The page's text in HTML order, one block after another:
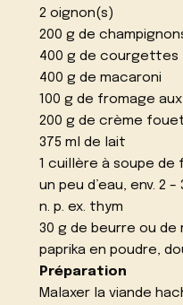
2 oignon(s)
200 g de
400 g de courgettes
400 g de macaroni
100 g de fromage
200 g de crème
375 ml de lait
1 cuillère à soupe de
un peu d’eau, env. 2 –
n. p. ex. thym
30 g de beurre ou de
paprika en poudre,
Préparation
Malaxer la viande